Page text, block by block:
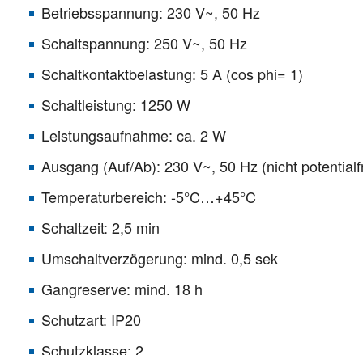
Betriebsspannung: 230 V~, 50 Hz
Schaltspannung: 250 V~, 50 Hz
Schaltkontaktbelastung: 5 A (cos phi= 1)
Schaltleistung: 1250 W
Leistungsaufnahme: ca. 2 W
Ausgang (Auf/Ab): 230 V~, 50 Hz (nicht
Temperaturbereich: -5°C…+45°C
Schaltzeit: 2,5 min
Umschaltverzögerung: mind. 0,5 sek
Gangreserve: mind. 18 h
Schutzart: IP20
Schutzklasse: 2